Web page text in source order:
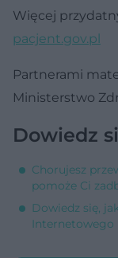
Więcej
pacjent.gov.pl
Partnerami
Ministerstwo
Dowiedz
Chorujesz
pomoże Ci
Dowiedz się,
Internetowego